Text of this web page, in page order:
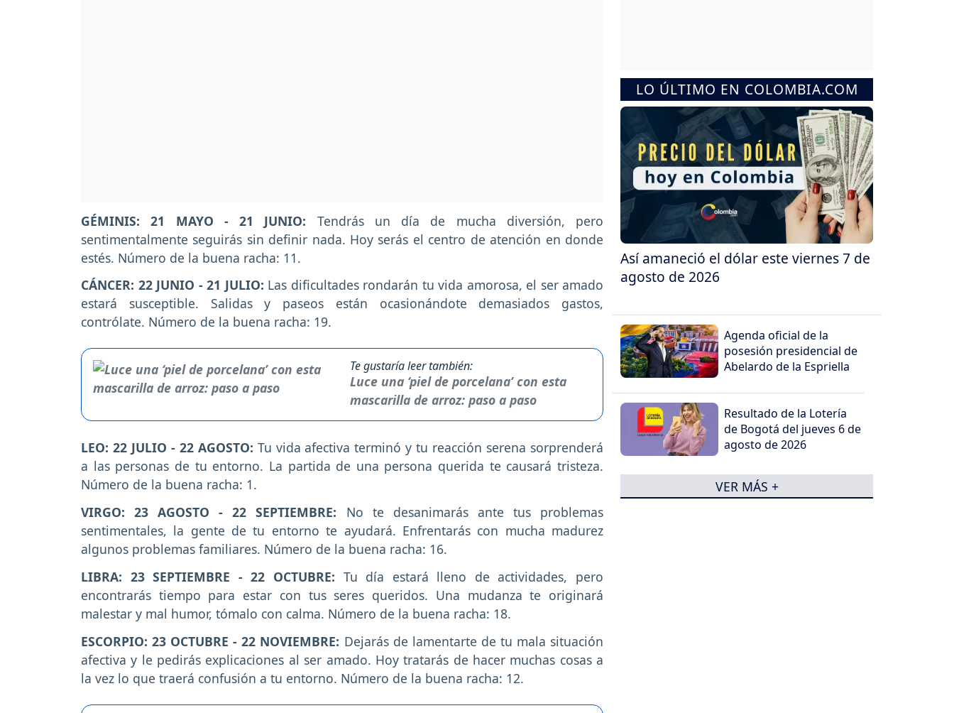
GÉMINIS: 21 MAYO - 21 JUNIO: Tendrás un día de mucha diversión, pero
sentimentalmente seguirás sin definir nada. Hoy serás el centro de atención en donde
estés. Número de la buena racha: 11.
CÁNCER: 22 JUNIO - 21 JULIO: Las dificultades rondarán tu vida amorosa, el ser amado
estará susceptible. Salidas y paseos están ocasionándote demasiados gastos,
contrólate. Número de la buena racha: 19.
Te gustaría leer también:
Luce una ‘piel de porcelana’ con esta
mascarilla de arroz: paso a paso
LEO: 22 JULIO - 22 AGOSTO: Tu vida afectiva terminó y tu reacción serena sorprenderá
a las personas de tu entorno. La partida de una persona querida te causará tristeza.
Número de la buena racha: 1.
VIRGO: 23 AGOSTO - 22 SEPTIEMBRE: No te desanimarás ante tus problemas
sentimentales, la gente de tu entorno te ayudará. Enfrentarás con mucha madurez
algunos problemas familiares. Número de la buena racha: 16.
LIBRA: 23 SEPTIEMBRE - 22 OCTUBRE: Tu día estará lleno de actividades, pero
encontrarás tiempo para estar con tus seres queridos. Una mudanza te originará
malestar y mal humor, tómalo con calma. Número de la buena racha: 18.
ESCORPIO: 23 OCTUBRE - 22 NOVIEMBRE: Dejarás de lamentarte de tu mala situación
afectiva y le pedirás explicaciones al ser amado. Hoy tratarás de hacer muchas cosas a
la vez lo que traerá confusión a tu entorno. Número de la buena racha: 12.
LO ÚLTIMO EN COLOMBIA.COM
Así amaneció el dólar este viernes 7 de
agosto de 2026
Agenda oficial de la
posesión presidencial de
Abelardo de la Espriella
Resultado de la Lotería
de Bogotá del jueves 6 de
agosto de 2026
VER MÁS +